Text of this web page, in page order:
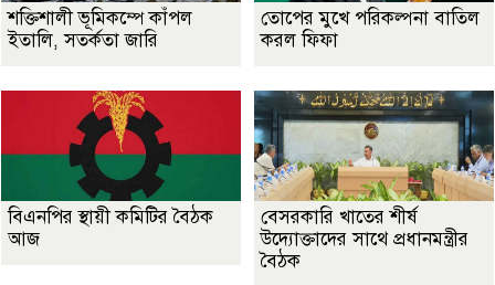
শক্তিশালী ভূমিকম্পে কাঁপল
ইতালি, সতর্কতা জারি
তোপের মুখে পরিকল্পনা বাতিল
করল ফিফা
বিএনপির স্থায়ী কমিটির বৈঠক
আজ
বেসরকারি খাতের শীর্ষ
উদ্যোক্তাদের সাথে প্রধানমন্ত্রীর
বৈঠক